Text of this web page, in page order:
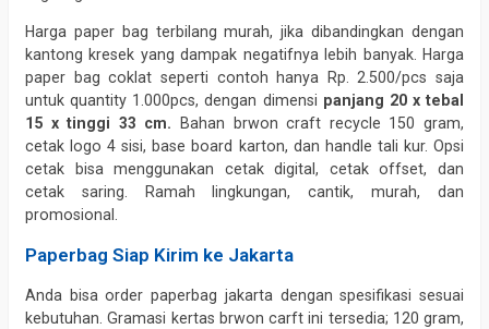
Harga paper bag terbilang murah, jika dibandingkan dengan
kantong kresek yang dampak negatifnya lebih banyak. Harga
paper bag coklat seperti contoh hanya Rp. 2.500/pcs saja
untuk quantity 1.000pcs, dengan dimensi panjang 20 x tebal
15 x tinggi 33 cm.
Bahan brwon craft recycle 150 gram,
cetak logo 4 sisi, base board karton, dan handle tali kur. Opsi
cetak bisa menggunakan cetak digital, cetak offset, dan
cetak saring. Ramah lingkungan, cantik, murah, dan
promosional.
Paperbag Siap Kirim ke Jakarta
Anda bisa order paperbag jakarta dengan spesifikasi sesuai
kebutuhan. Gramasi kertas brwon carft ini tersedia; 120 gram,